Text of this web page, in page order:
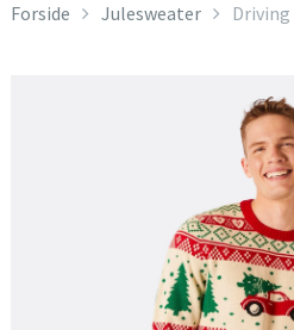
Forside Julesweater